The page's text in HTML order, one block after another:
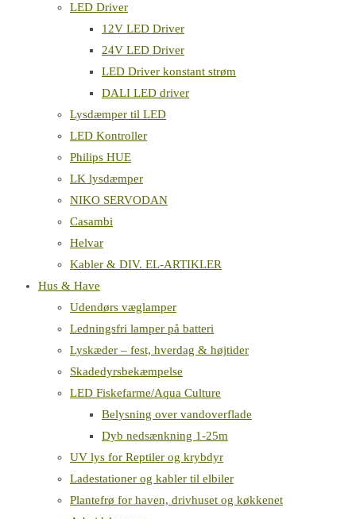
LED Driver
12V LED Driver
24V LED Driver
LED Driver konstant strøm
DALI LED driver
Lysdæmper til LED
LED Kontroller
Philips HUE
LK lysdæmper
NIKO SERVODAN
Casambi
Helvar
Kabler & DIV. EL-ARTIKLER
Hus & Have
Udendørs væglamper
Ledningsfri lamper på batteri
Lyskæder – fest, hverdag & højtider
Skadedyrsbekæmpelse
LED Fiskefarme/Aqua Culture
Belysning over vandoverflade
Dyb nedsænkning 1-25m
UV lys for Reptiler og krybdyr
Ladestationer og kabler til elbiler
Plantefrø for haven, drivhuset og køkkenet